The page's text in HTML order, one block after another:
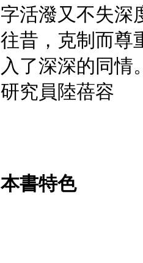
字活潑又不失深
往昔，克制而尊
入了深深的同
研究員陸蓓容
本書特色